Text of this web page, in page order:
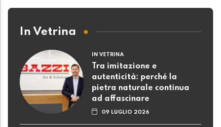
In Vetrina
IN VETRINA
Tra imitazione e
autenticità: perché la
pietra naturale continua
ad affascinare
09 LUGLIO 2026